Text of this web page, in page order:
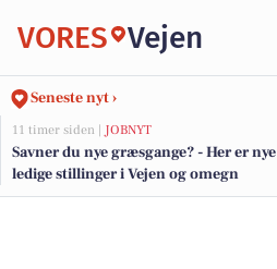
VORES Vejen
Seneste nyt ›
11 timer siden | JOBNYT
Savner du nye græsgange? - Her er nye
ledige stillinger i Vejen og omegn